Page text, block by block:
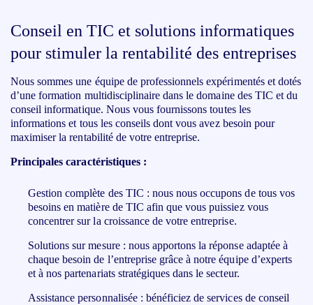
Conseil en TIC et solutions informatiques
pour stimuler la rentabilité des entreprises
Nous sommes une équipe de professionnels expérimentés et dotés
d’une formation multidisciplinaire dans le domaine des TIC et du
conseil informatique. Nous vous fournissons toutes les
informations et tous les conseils dont vous avez besoin pour
maximiser la rentabilité de votre entreprise.
Principales caractéristiques :
Gestion complète des TIC : nous nous occupons de tous vos
besoins en matière de TIC afin que vous puissiez vous
concentrer sur la croissance de votre entreprise.
Solutions sur mesure : nous apportons la réponse adaptée à
chaque besoin de l’entreprise grâce à notre équipe d’experts
et à nos partenariats stratégiques dans le secteur.
Assistance personnalisée : bénéficiez de services de conseil